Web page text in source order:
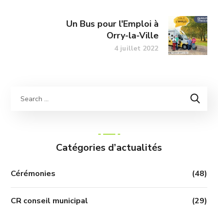
Un Bus pour l'Emploi à
Orry-la-Ville
4 juillet 2022
Catégories d’actualités
Cérémonies (48)
CR conseil municipal (29)